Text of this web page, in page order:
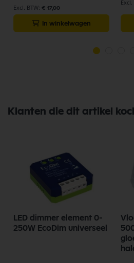
€ 17,00
In winkelwagen
Klanten die dit artikel
LED dimmer element 0-
250W EcoDim universeel